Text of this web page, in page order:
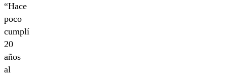
“Hace
poco
cumplí
20
años
al